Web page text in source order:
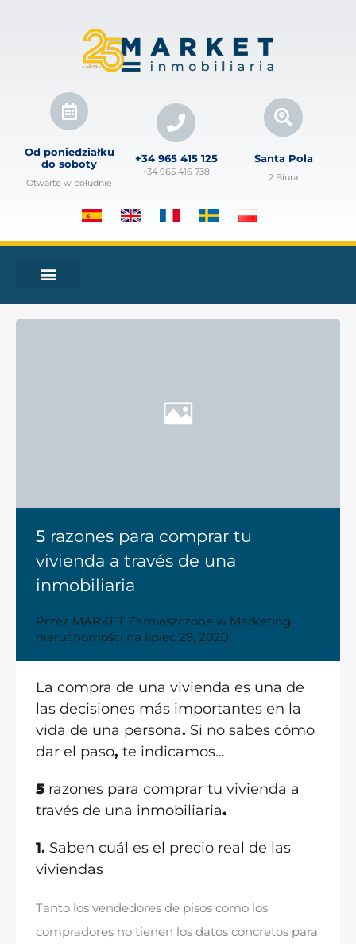
Od poniedziałku
do soboty
Otwarte w południe
+34 965 415 125
+34 965 416 738
Santa Pola
2 Biura
5 razones para comprar tu
vivienda a través de una
inmobiliaria
Przez MARKET Zamieszczone w Marketing
nieruchomości na lipiec 29, 2020
La compra de una vivienda es una de
las decisiones más importantes en la
vida de una persona. Si no sabes cómo
dar el paso, te indicamos…
5 razones para comprar tu vivienda a
través de una inmobiliaria.
1. Saben cuál es el precio real de las
viviendas
Tanto los vendedores de pisos como los
compradores no tienen los datos concretos para